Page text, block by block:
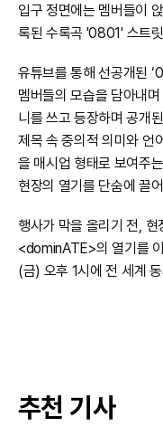
입구 정면에는 멤버들이
록된 수록곡 '0801' 스트
유튜브를 통해 선공개된
멤버들의 모습을 담아내
니를 쓰고 등장하며 공개
제목 속 중의적 의미와 언
을 매시업 형태로 보여주
현장의 열기를 단숨에 끌
행사가 막을 올리기 전,
<dominATE>의 열기를
(금) 오후 1시에 전 세계
추천 기사